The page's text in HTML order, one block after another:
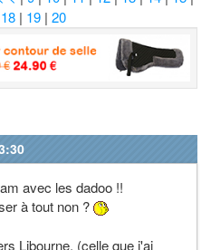
18 | 19 | 20
avec les dadoo !!
à tout non ?
Libourne, (celle que j'ai